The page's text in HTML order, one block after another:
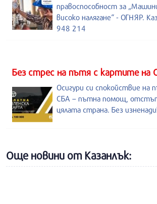
правоспособност за
високо налягане“ - ОГНЯР.
948 214
Без стрес на пътя с картите на
Осигури си спокойствие на
СБА – пътна помощ,
цялата страна. Без
Още новини от Казанлък: